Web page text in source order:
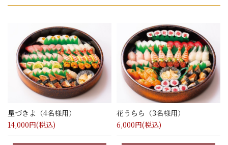
星づきよ（4名様用）
14,000円(税込)
花うらら（3名様用）
6,000円(税込)